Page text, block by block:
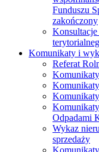
Funduszu
zakończony
Konsultacje
Komunikaty i
Referat
Odpadami
Wykaz
sprzedaży